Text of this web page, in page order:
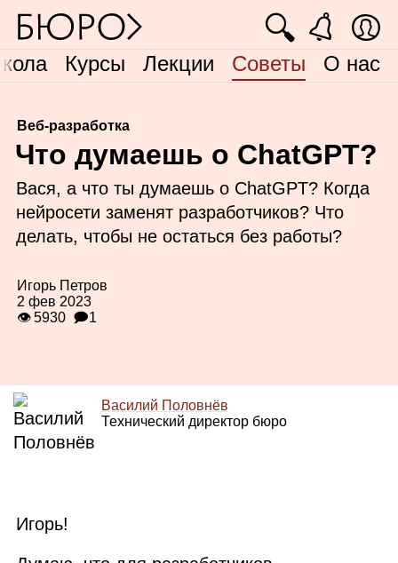
Курсы Лекции Советы О нас
🔍
Веб-разработка
Что думаешь о ChatGPT?
Вася, а что ты думаешь о ChatGPT? Когда
нейросети заменят разработчиков? Что
делать, чтобы не остаться без работы?
Игорь Петров
2 фев 2023
👁 5930 🗩1
Василий Половнёв
Технический директор бюро
Игорь!